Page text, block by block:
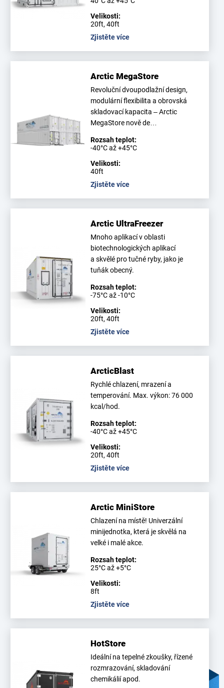
Velikosti:
20ft, 40ft
Zjistěte více
Arctic MegaStore
Revoluční dvoupodlažní design,
modulární flexibilita a obrovská
skladovací kapacita – Arctic
MegaStore nově de…
Rozsah teplot:
-40°C až +45°C
Velikosti:
40ft
Zjistěte více
Arctic UltraFreezer
Mnoho aplikací v oblasti
biotechnologických aplikací
a skvělé pro tučné ryby, jako je
tuňák obecný.
Rozsah teplot:
-75°C až -10°C
Velikosti:
20ft, 40ft
Zjistěte více
ArcticBlast
Rychlé chlazení, mrazení a
temperování. Max. výkon: 76 000
kcal/hod.
Rozsah teplot:
-40°C až +45°C
Velikosti:
20ft, 40ft
Zjistěte více
Arctic MiniStore
Chlazení na místě! Univerzální
minijednotka, která je skvělá na
velké i malé akce.
Rozsah teplot:
25°C až +5°C
Velikosti:
8ft
Zjistěte více
HotStore
Ideální na tepelné zkoušky, řízené
rozmrazování, skladování
chemikálií apod.